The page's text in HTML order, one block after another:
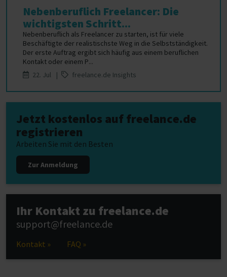
Nebenberuflich Freelancer: Die
wichtigsten Schritt...
Nebenberuflich als Freelancer zu starten, ist für viele
Beschäftigte der realistischste Weg in die Selbstständigkeit.
Der erste Auftrag ergibt sich häufig aus einem beruflichen
Kontakt oder einem P...
22. Jul |
freelance.de Insights
Jetzt kostenlos auf freelance.de
registrieren
Arbeiten Sie mit den Besten
Zur Anmeldung
Ihr Kontakt zu freelance.de
support@freelance.de
Kontakt » FAQ »